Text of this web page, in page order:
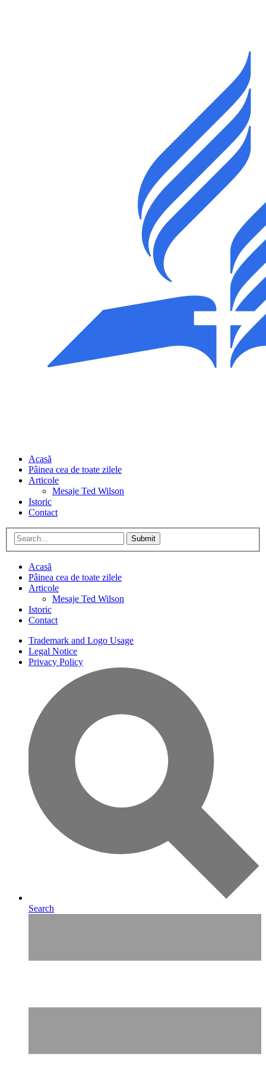
Acasă
Pâinea cea de toate zilele
Articole
Mesaje Ted Wilson
Istoric
Contact
Submit
Acasă
Pâinea cea de toate zilele
Articole
Mesaje Ted Wilson
Istoric
Contact
Trademark and Logo Usage
Legal Notice
Privacy Policy
Search